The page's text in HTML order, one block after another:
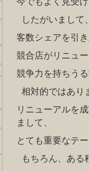
したがいまして
客数シェアを引
競合店がリニュ
競争力を持ちう
相対的ではあり
リニューアルを
まして、
とても重要なテ
もちろん、ある